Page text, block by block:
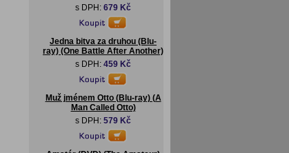
s DPH: 679 Kč
Jedna bitva za druhou (Blu-
ray) (One Battle After Another)
s DPH: 459 Kč
Muž jménem Otto (Blu-ray) (A
Man Called Otto)
s DPH: 579 Kč